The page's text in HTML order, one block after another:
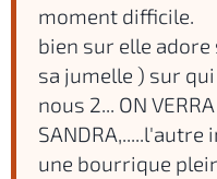
moment difficile.
bien sur elle
sa jumelle ) sur
nous 2... ON
une bourrique